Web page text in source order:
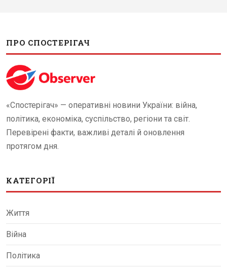
ПРО СПОСТЕРІГАЧ
«Спостерігач» — оперативні новини України: війна,
політика, економіка, суспільство, регіони та світ.
Перевірені факти, важливі деталі й оновлення
протягом дня.
КАТЕГОРІЇ
Життя
Війна
Політика